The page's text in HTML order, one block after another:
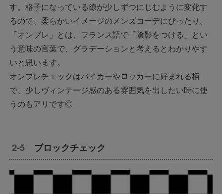
す。格子になっている線が少しずつにじむように変化す
るので、柔らかいイメージのメンズコーデにぴったり。
「オンブレ」とは、フランス語で「陰影をつける」とい
う意味の言葉で、グラデーションと考えるとわかりやす
いと思います。
オンブレチェックはバイカーやロッカーに好まれる柄
で、少しヴィンテージ感のある雰囲気を出したい時に使
うのもアリです◎
ブロックチェック